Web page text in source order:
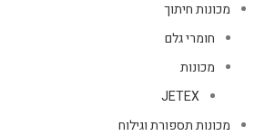
מכונות חיתוך
חומרי גלם
מכונות
JETEX
מכונות תספורת וגילוח